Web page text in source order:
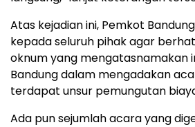
Atas kejadian ini, Pemkot
kepada seluruh pihak agar
oknum yang mengatasnamakan
Bandung dalam mengadakan
terdapat unsur pemungutan
Ada pun sejumlah acara yang